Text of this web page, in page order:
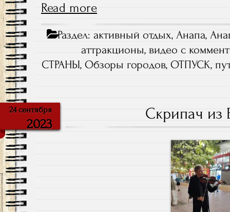
Read more
Раздел: активный отдых,Анапа,
аттракционы, видео с
СТРАНЫ,Обзоры городов,ОТПУСК,
24 сентября
2023
Скрипач из